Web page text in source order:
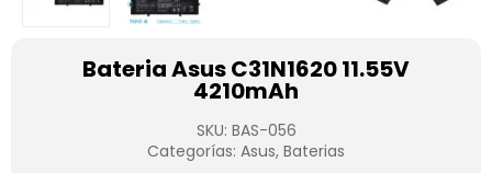
Bateria Asus C31N1620 11.55V
4210mAh
SKU: BAS-056
Categorías: Asus, Baterias